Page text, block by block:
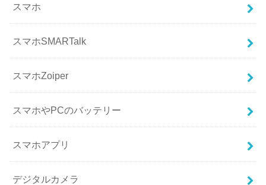
スマホ
スマホSMARTalk
スマホZoiper
スマホやPCのバッテリー
スマホアプリ
デジタルカメラ